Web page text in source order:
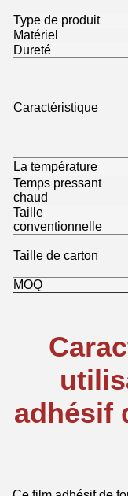
Type de produit
Matériel
Dureté
Caractéristique
La température
Temps pressant
chaud
Taille
conventionnelle
Taille de carton
MOQ
adhésif